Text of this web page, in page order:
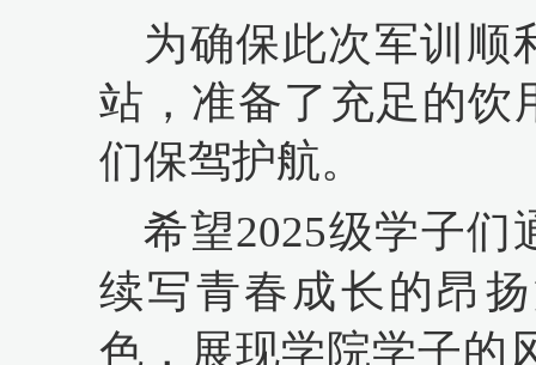
为确保此次军训顺
站，准备了充足的饮
们保驾护航。
希望2025级学子们
续写青春成长的昂
色，展现学院学子的